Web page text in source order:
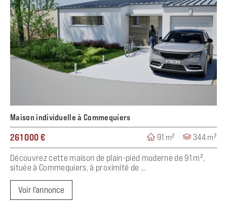
Maison individuelle à Commequiers
261 000 € 91 m² 344 m²
Découvrez cette maison de plain-pied moderne de 91 m²,
située à Commequiers, à proximité de ...
Voir l'annonce